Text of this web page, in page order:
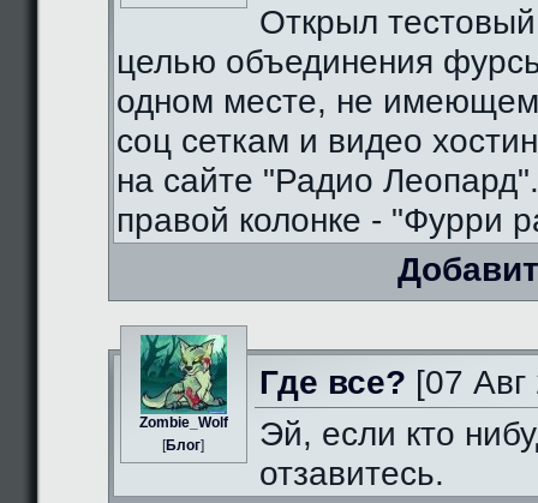
Открыл
целью объединения
одном месте, не
соц сеткам и видео
на сайте "Радио
правой колонке - "Фурри
Zombie_Wolf
[Блог]
Где все? [07
Эй, если кто
отзавитесь.